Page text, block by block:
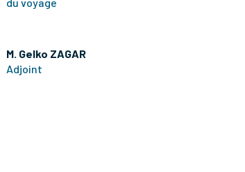
M. Gelko ZAGAR
Adjoint